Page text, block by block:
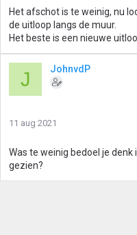
Het afschot is te weinig, nu
de uitloop langs de muur.
Het beste is een nieuwe
J JohnvdP
11 aug 2021
Was te weinig bedoel je
gezien?